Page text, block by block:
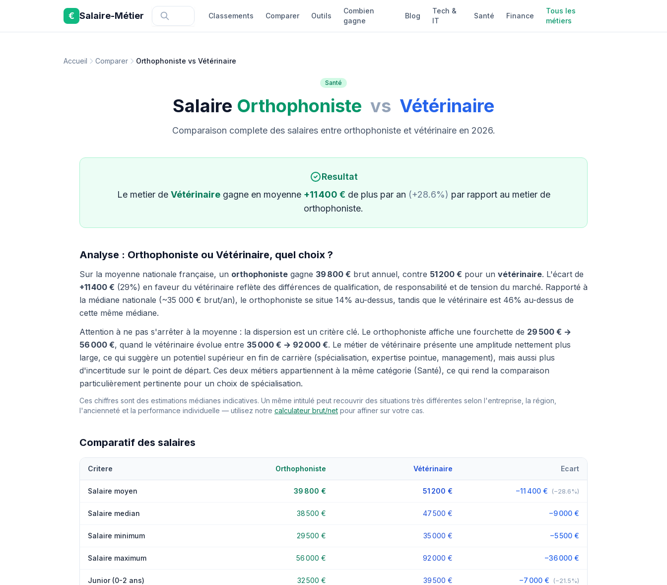
Aller au contenu principal
€ Salaire-Métier Classements Comparer Outils
Combien
gagne
Blog
Tech &
IT
Santé Finance
Tous les
métiers
Accueil Comparer Orthophoniste vs Vétérinaire
Santé
Salaire Orthophoniste vs Vétérinaire
Comparaison complete des salaires entre orthophoniste et vétérinaire en 2026.
Resultat
Le metier de Vétérinairegagne en moyenne +11 400 € de plus par an (+28.6%) par rapport au metier de
orthophoniste.
Analyse : Orthophoniste ou Vétérinaire, quel choix ?
Sur la moyenne nationale française, un orthophoniste gagne 39 800 € brut annuel, contre 51 200 € pour un vétérinaire. L'écart de
+11 400 € (29%) en faveur du vétérinaire reflète des différences de qualification, de responsabilité et de tension du marché. Rapporté à
la médiane nationale (~35 000 € brut/an), le orthophoniste se situe 14% au-dessus, tandis que le vétérinaire est 46% au-dessus de
cette même médiane.
Attention à ne pas s'arrêter à la moyenne : la dispersion est un critère clé. Le orthophoniste affiche une fourchette de 29 500 € →
56 000 €, quand le vétérinaire évolue entre 35 000 € → 92 000 €. Le métier de vétérinaire présente une amplitude nettement plus
large, ce qui suggère un potentiel supérieur en fin de carrière (spécialisation, expertise pointue, management), mais aussi plus
d'incertitude sur le point de départ. Ces deux métiers appartiennent à la même catégorie (Santé), ce qui rend la comparaison
particulièrement pertinente pour un choix de spécialisation.
Ces chiffres sont des estimations médianes indicatives. Un même intitulé peut recouvrir des situations très différentes selon l'entreprise, la région,
l'ancienneté et la performance individuelle — utilisez notre calculateur brut/net pour affiner sur votre cas.
Comparatif des salaires
Critere Orthophoniste Vétérinaire Ecart
Salaire moyen 39 800 € 51 200 € −11 400 € (−28.6%)
Salaire median 38 500 € 47 500 € −9 000 €
Salaire minimum 29 500 € 35 000 € −5 500 €
Salaire maximum 56 000 € 92 000 € −36 000 €
Junior (0-2 ans) 32 500 € 39 500 € −7 000 € (−21.5%)